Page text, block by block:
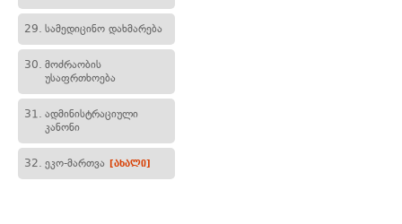
29. სამედიცინო დახმარება
30. მოძრაობის
უსაფრთხოება
31. ადმინისტრაციული
კანონი
32. ეკო-მართვა [ახალი]